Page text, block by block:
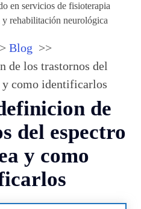
en servicios de fisioterapia
rehabilitación neurológica
Blog
de los trastornos del
y como identificarlos
de
del espectro
y como